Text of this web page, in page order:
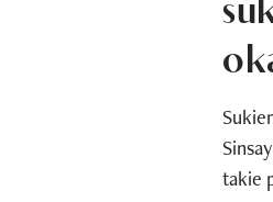
takie